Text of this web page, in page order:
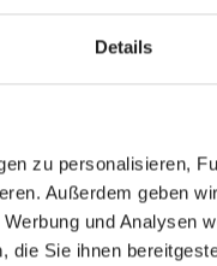
Details
zu personalisieren,
Außerdem geben
und Analysen
Sie ihnen
ohne Kenntnis
Informationen
PDF